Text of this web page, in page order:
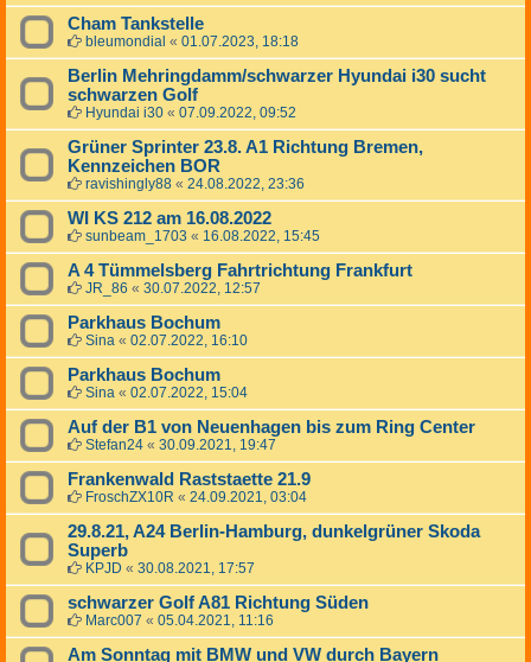
Cham Tankstelle
bleumondial « 01.07.2023, 18:18
Berlin Mehringdamm/schwarzer Hyundai i30 sucht
schwarzen Golf
Hyundai i30 « 07.09.2022, 09:52
Grüner Sprinter 23.8. A1 Richtung Bremen,
Kennzeichen BOR
ravishingly88 « 24.08.2022, 23:36
WI KS 212 am 16.08.2022
sunbeam_1703 « 16.08.2022, 15:45
A 4 Tümmelsberg Fahrtrichtung Frankfurt
JR_86 « 30.07.2022, 12:57
Parkhaus Bochum
Sina « 02.07.2022, 16:10
Parkhaus Bochum
Sina « 02.07.2022, 15:04
Auf der B1 von Neuenhagen bis zum Ring Center
Stefan24 « 30.09.2021, 19:47
Frankenwald Raststaette 21.9
FroschZX10R « 24.09.2021, 03:04
29.8.21, A24 Berlin-Hamburg, dunkelgrüner Skoda
Superb
KPJD « 30.08.2021, 17:57
schwarzer Golf A81 Richtung Süden
Marc007 « 05.04.2021, 11:16
Am Sonntag mit BMW und VW durch Bayern